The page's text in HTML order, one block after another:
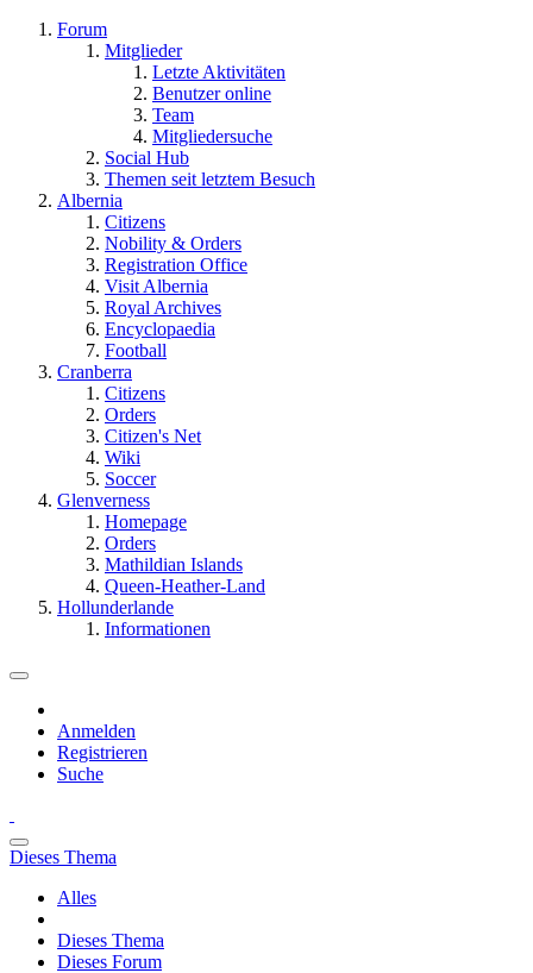
Forum
Mitglieder
Letzte Aktivitäten
Benutzer online
Team
Mitgliedersuche
Social Hub
Themen seit letztem Besuch
Albernia
Citizens
Nobility & Orders
Registration Office
Visit Albernia
Royal Archives
Encyclopaedia
Football
Cranberra
Citizens
Orders
Citizen's Net
Wiki
Soccer
Glenverness
Homepage
Orders
Mathildian Islands
Queen-Heather-Land
Hollunderlande
Informationen
Anmelden
Registrieren
Suche
Dieses Thema
Alles
Dieses Thema
Dieses Forum